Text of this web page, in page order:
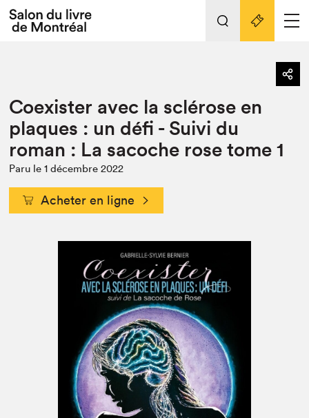
Espace exposant⋅e⋅s
Espace enseignant·e·s
Espace médias
Préparer sa visite au Salon
Actualités
SLM PRO
Nos activités
Préparer sa visite
Salon dans la ville et en ligne
Projets partenaires
Liens pratiques
Coexister avec la sclérose en
plaques : un défi - Suivi du
roman : La sacoche rose tome 1
Paru le 1 décembre 2022
Acheter en ligne